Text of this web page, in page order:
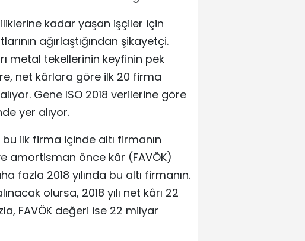
kadar yaşan işçiler için
ağırlaştığından şikayetçi.
metal tekellerinin keyfinin pek
net kârlara göre ilk 20 firma
Gene ISO 2018 verilerine göre
yer alıyor.
bu ilk firma içinde altı firmanın
amortisman önce kâr (FAVÖK)
fazla 2018 yılında bu altı firmanın.
olursa, 2018 yılı net kârı 22
FAVÖK değeri ise 22 milyar